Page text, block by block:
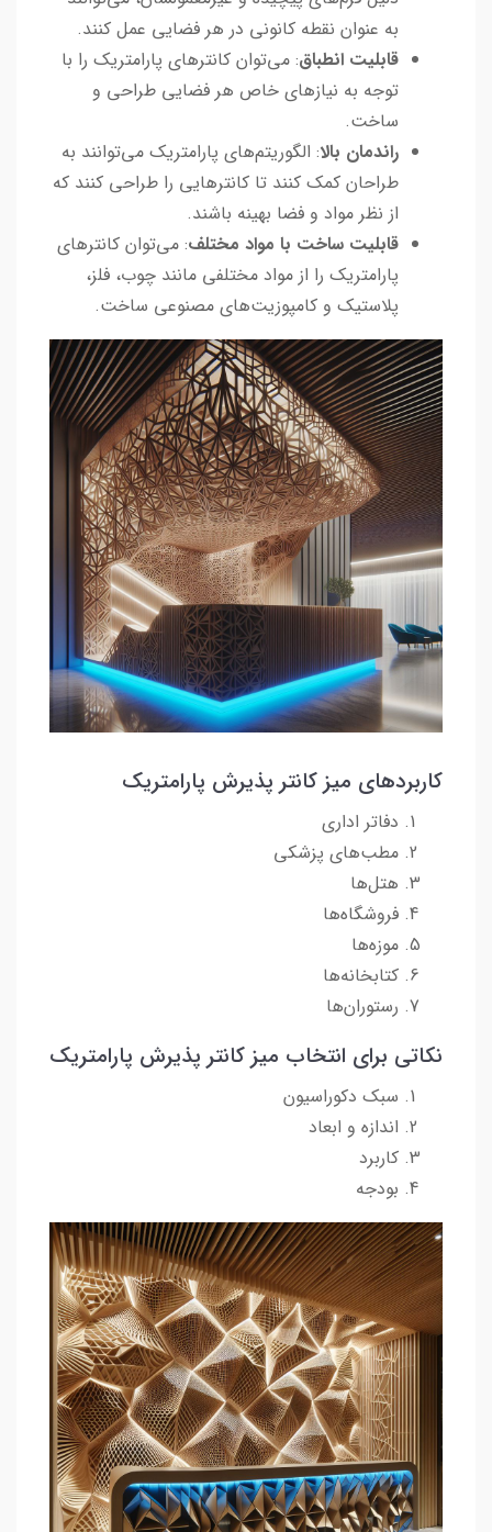
به عنوان نقطه کانونی در هر فضایی عمل کنند.
قابلیت انطباق: می‌توان کانترهای پارامتریک را با
توجه به نیازهای خاص هر فضایی طراحی و
ساخت.
راندمان بالا: الگوریتم‌های پارامتریک می‌توانند به
طراحان کمک کنند تا کانترهایی را طراحی کنند که
از نظر مواد و فضا بهینه باشند.
قابلیت ساخت با مواد مختلف: می‌توان کانترهای
پارامتریک را از مواد مختلفی مانند چوب، فلز،
پلاستیک و کامپوزیت‌های مصنوعی ساخت.
کاربردهای میز کانتر پذیرش پارامتریک
دفاتر اداری
مطب‌های پزشکی
هتل‌ها
فروشگاه‌ها
موزه‌ها
کتابخانه‌ها
رستوران‌ها
نکاتی برای انتخاب میز کانتر پذیرش پارامتریک
سبک دکوراسیون
اندازه و ابعاد
کاربرد
بودجه